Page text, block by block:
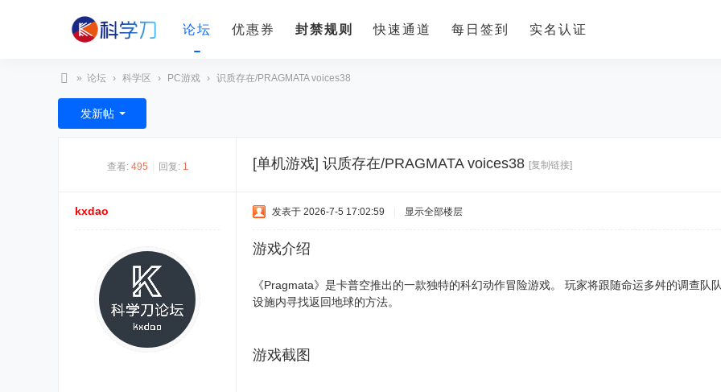
论坛 优惠券 封禁规则 快速通道 每日签到 实名认证
科
学
» 论坛 › 科学区 › PC游戏 › 识质存在/PRAGMATA voices38
发新帖
查看: 495 回复: 1 [单机游戏] 识质存在/PRAGMATA voices38 [复制链接]
kxdao 发表于 2026-7-5 17:02:59 显示全部楼层
游戏介绍
《Pragmata》是卡普空推出的一款独特的科幻动作冒险游戏。 玩家将跟随命运多舛的调查队
设施内寻找返回地球的方法。
游戏截图